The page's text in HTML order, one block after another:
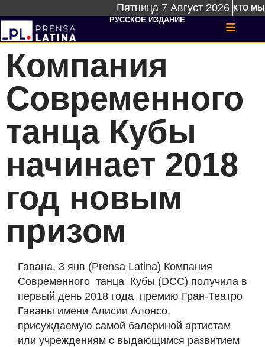
Пятница 7 Август 2026 КТО МЫ
РУССКОЕ ИЗДАНИЕ
Компания
Современного
танца Кубы
начинает 2018
год новым
призом
Гавана, 3 янв (Prensa Latina) Компания
Современного танца Кубы (DCC) получила в
первый день 2018 года премию Гран-Театро
Гаваны имени Алисии Алонсо,
присуждаемую самой балериной артистам
или учреждениям с выдающимся развитием